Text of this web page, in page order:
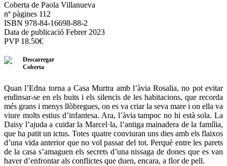
Coberta de Paola Villanueva
nº pàgines 112
ISBN 978-84-16698-88-2
Data de publicació Febrer 2023
PVP 18.50€
Descarregar
Coberta
Quan l’Edna torna a Casa Murtra amb l’àvia Rosalia, no pot evitar
endinsar-se en els buits i els silencis de les habitacions, que recorda
més grans i menys llòbregues, on es va criar la seva mare i on ella va
viure molts estius d’infantesa. Ara, l’àvia tampoc no hi està sola. La
Daisy l’ajuda a cuidar la Marcel·la, l’antiga mainadera de la família,
que ha patit un ictus. Totes quatre conviuran uns dies amb els flaixos
d’una vida anterior que no vol passar del tot. Perquè entre les parets
de la casa s’amaguen els secrets d’una nissaga de dones que es van
haver d’enfrontar als conflictes que duen, encara, a flor de pell.